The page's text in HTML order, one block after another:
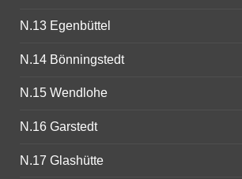
N.13 Egenbüttel
N.14 Bönningstedt
N.15 Wendlohe
N.16 Garstedt
N.17 Glashütte